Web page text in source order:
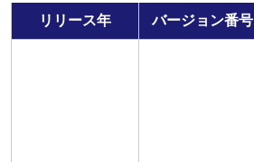
リリース年
バージョン番号